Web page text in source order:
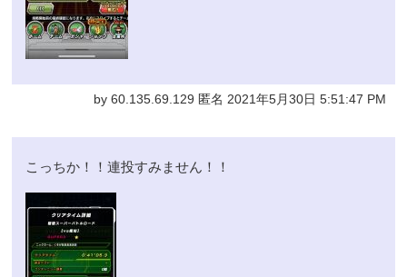
by 60.135.69.129 匿名 2021年5月30日 5:51:47 PM
こっちか！！連投すみません！！